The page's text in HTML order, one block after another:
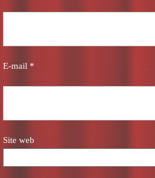
E-mail *
Site web